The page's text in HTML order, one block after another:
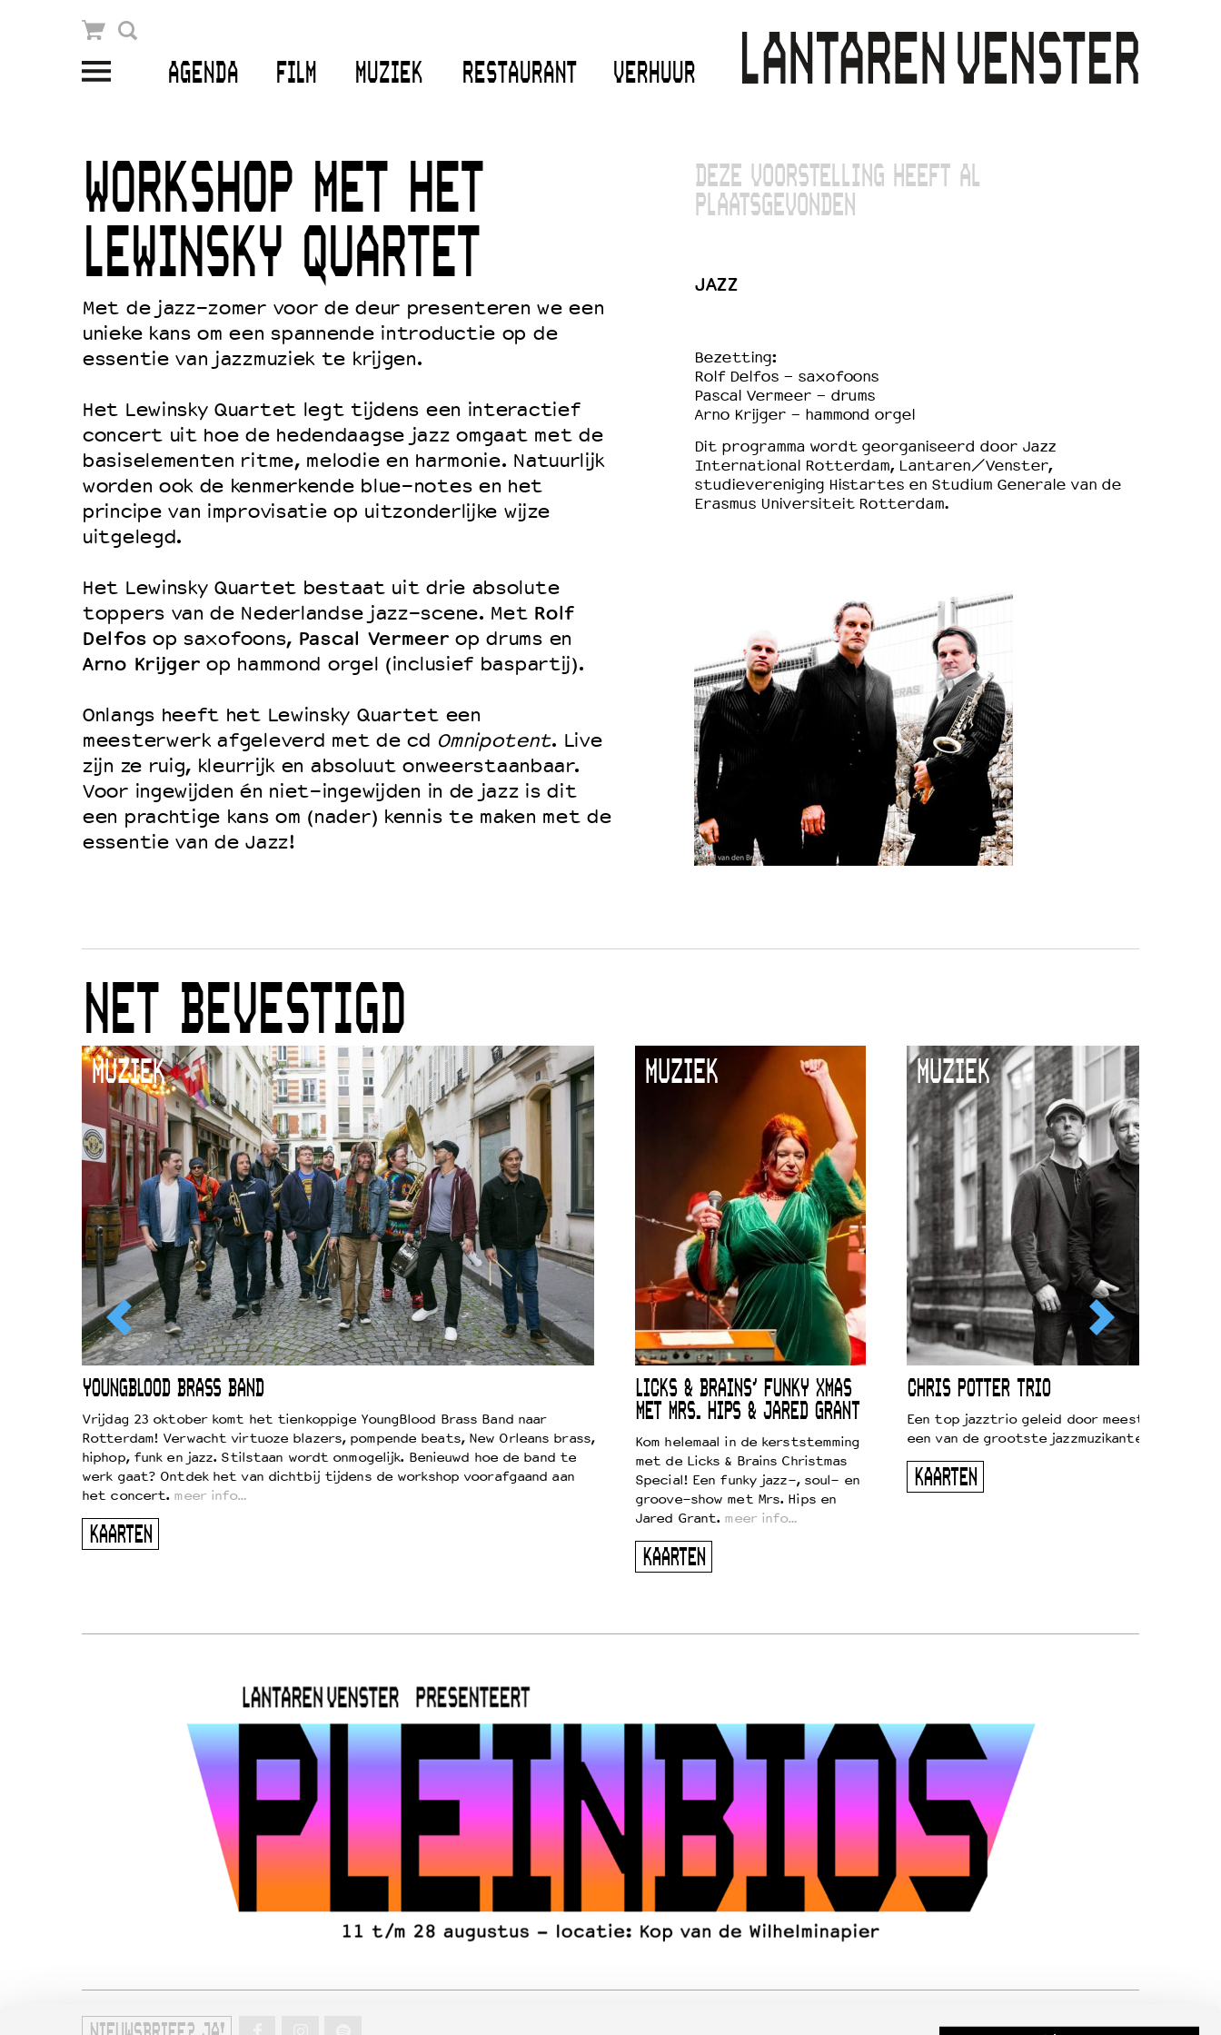
AGENDA FILM MUZIEK RESTAURANT VERHUUR
Winkelmandje
Openingstijden & contact
Bereikbaarheid
Kaartverkoop
EDUCATIE
Schoolvoorstellingen
Filmprogramma’s Primair Onderwijs
Filmprogramma’s VO/MBO
Speciale educatieprogramma’s
OVER LANTARENVENSTER
Wat we doen
Werken bij
Wie is wie
Word vriend
Historie
Partners
Huisregels
Privacyverklaring
Integriteits- en gedragscode
Duurzaamheid
WORKSHOP MET HET
LEWINSKY QUARTET
Met de jazz-zomer voor de deur presenteren we een
unieke kans om een spannende introductie op de
essentie van jazzmuziek te krijgen.
Het Lewinsky Quartet legt tijdens een interactief
concert uit hoe de hedendaagse jazz omgaat met de
basiselementen ritme, melodie en harmonie. Natuurlijk
worden ook de kenmerkende blue-notes en het
principe van improvisatie op uitzonderlijke wijze
uitgelegd.
Het Lewinsky Quartet bestaat uit drie absolute
toppers van de Nederlandse jazz-scene. Met Rolf
Delfosop saxofoons, Pascal Vermeerop drums en
Arno Krijgerop hammond orgel (inclusief baspartij).
Onlangs heeft het Lewinsky Quartet een
meesterwerk afgeleverd met de cd Omnipotent. Live
zijn ze ruig, kleurrijk en absoluut onweerstaanbaar.
Voor ingewijden én niet-ingewijden in de jazz is dit
een prachtige kans om (nader) kennis te maken met de
essentie van de Jazz!
DEZE VOORSTELLING HEEFT AL
PLAATSGEVONDEN
JAZZ
Bezetting:
Rolf Delfos - saxofoons
Pascal Vermeer - drums
Arno Krijger - hammond orgel
Dit programma wordt georganiseerd door Jazz
International Rotterdam, Lantaren/Venster,
studievereniging Histartes en Studium Generale van de
Erasmus Universiteit Rotterdam.
NET BEVESTIGD
MUZIEK
YOUNGBLOOD BRASS BAND
Vrijdag 23 oktober komt het tienkoppige YoungBlood Brass Band naar
Rotterdam! Verwacht virtuoze blazers, pompende beats, New Orleans brass,
hiphop, funk en jazz. Stilstaan wordt onmogelijk. Benieuwd hoe de band te
werk gaat? Ontdek het van dichtbij tijdens de workshop voorafgaand aan
het concert. meer info…
KAARTEN
MUZIEK
LICKS & BRAINS’ FUNKY XMAS
MET MRS. HIPS & JARED GRANT
Kom helemaal in de kerststemming
met de Licks & Brains Christmas
Special! Een funky jazz-, soul- en
groove-show met Mrs. Hips en
Jared Grant. meer info…
KAARTEN
MUZIEK
CHRIS POTTER TRIO
Een top jazztrio geleid door
een van de grootste jazzmuzikanten van zijn
KAARTEN